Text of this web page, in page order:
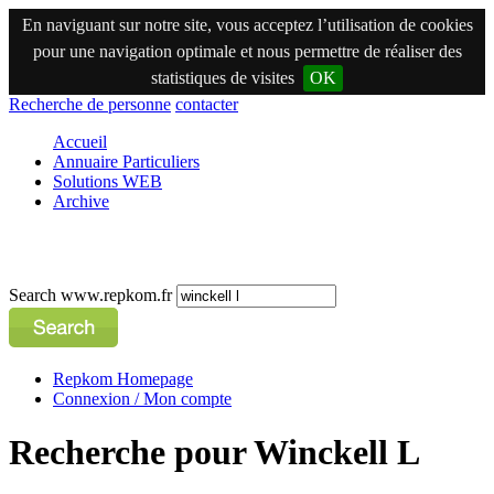
En naviguant sur notre site, vous acceptez l’utilisation de cookies
pour une navigation optimale et nous permettre de réaliser des
statistiques de visites
OK
Recherche de personne contacter
Accueil
Annuaire Particuliers
Solutions WEB
Archive
Search www.repkom.fr
Repkom Homepage
Connexion / Mon compte
Recherche pour Winckell L